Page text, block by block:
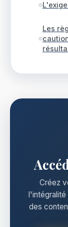
Les
Créez
des